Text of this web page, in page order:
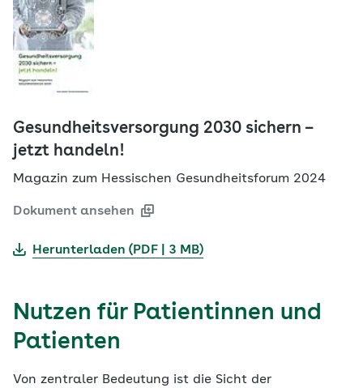
Gesundheitsversorgung 2030 sichern –
jetzt handeln!
Magazin zum Hessischen Gesundheitsforum 2024
Dokument ansehen
Herunterladen (PDF | 3 MB)
Nutzen für Patientinnen und
Patienten
Von zentraler Bedeutung ist die Sicht der